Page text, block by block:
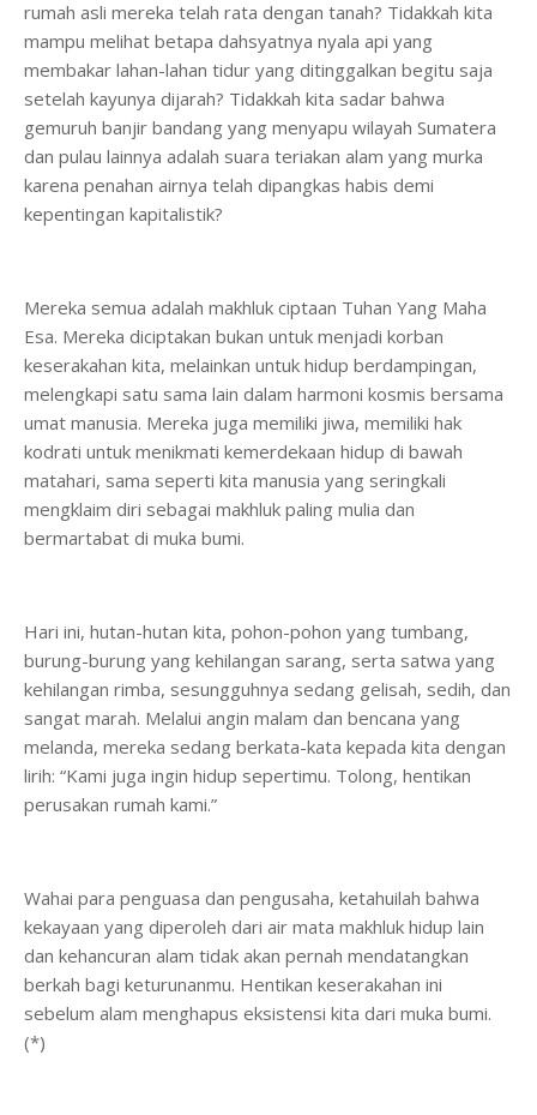
rumah asli mereka telah rata dengan tanah? Tidakkah kita
mampu melihat betapa dahsyatnya nyala api yang
membakar lahan-lahan tidur yang ditinggalkan begitu saja
setelah kayunya dijarah? Tidakkah kita sadar bahwa
gemuruh banjir bandang yang menyapu wilayah Sumatera
dan pulau lainnya adalah suara teriakan alam yang murka
karena penahan airnya telah dipangkas habis demi
kepentingan kapitalistik?
Mereka semua adalah makhluk ciptaan Tuhan Yang Maha
Esa. Mereka diciptakan bukan untuk menjadi korban
keserakahan kita, melainkan untuk hidup berdampingan,
melengkapi satu sama lain dalam harmoni kosmis bersama
umat manusia. Mereka juga memiliki jiwa, memiliki hak
kodrati untuk menikmati kemerdekaan hidup di bawah
matahari, sama seperti kita manusia yang seringkali
mengklaim diri sebagai makhluk paling mulia dan
bermartabat di muka bumi.
Hari ini, hutan-hutan kita, pohon-pohon yang tumbang,
burung-burung yang kehilangan sarang, serta satwa yang
kehilangan rimba, sesungguhnya sedang gelisah, sedih, dan
sangat marah. Melalui angin malam dan bencana yang
melanda, mereka sedang berkata-kata kepada kita dengan
lirih: “Kami juga ingin hidup sepertimu. Tolong, hentikan
perusakan rumah kami.”
Wahai para penguasa dan pengusaha, ketahuilah bahwa
kekayaan yang diperoleh dari air mata makhluk hidup lain
dan kehancuran alam tidak akan pernah mendatangkan
berkah bagi keturunanmu. Hentikan keserakahan ini
sebelum alam menghapus eksistensi kita dari muka bumi.
(*)